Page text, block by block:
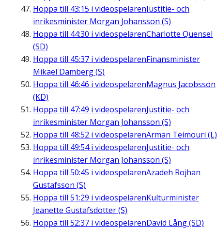
Hoppa till 43:15 i videospelarenJustitie- och
inrikesminister Morgan Johansson (S)
Hoppa till 44:30 i videospelarenCharlotte Quensel
(SD)
Hoppa till 45:37 i videospelarenFinansminister
Mikael Damberg (S)
Hoppa till 46:46 i videospelarenMagnus Jacobsson
(KD)
Hoppa till 47:49 i videospelarenJustitie- och
inrikesminister Morgan Johansson (S)
Hoppa till 48:52 i videospelarenArman Teimouri (L)
Hoppa till 49:54i videospelarenJustitie- och
inrikesminister Morgan Johansson (S)
Hoppa till 50:45 i videospelarenAzadeh Rojhan
Gustafsson (S)
Hoppa till 51:29 i videospelarenKulturminister
Jeanette Gustafsdotter (S)
Hoppa till 52:37 i videospelarenDavid Lång (SD)